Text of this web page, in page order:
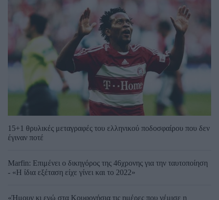
15+1 θρυλικές μεταγραφές του ελληνικού ποδοσφαίρου που δεν
έγιναν ποτέ
Marfin: Επιμένει ο δικηγόρος της 46χρονης για την ταυτοποίηση
- «Η ίδια εξέταση είχε γίνει και το 2022»
«Ήμουν κι εγώ στα Κουφονήσια τις ημέρες που γέμισε η